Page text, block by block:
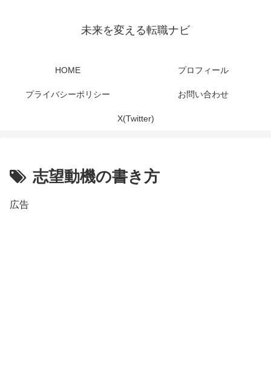
未来を変える転職ナビ
HOME プロフィール
プライバシーポリシー お問い合わせ
X(Twitter)
志望動機の書き方
広告